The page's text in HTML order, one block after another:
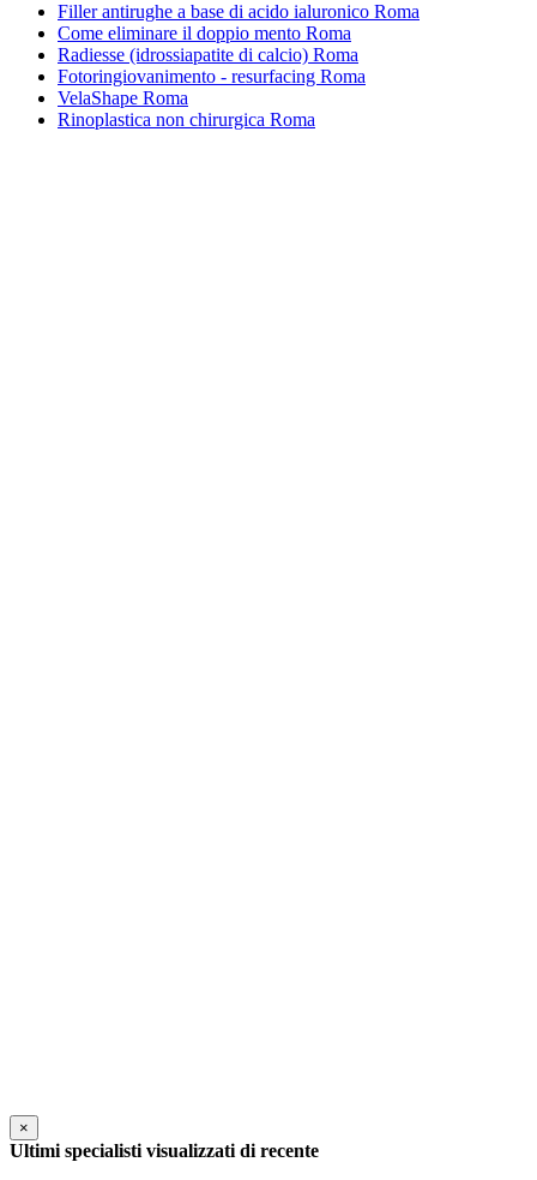
Filler antirughe a base di acido ialuronico Roma
Come eliminare il doppio mento Roma
Radiesse (idrossiapatite di calcio) Roma
Fotoringiovanimento - resurfacing Roma
VelaShape Roma
Rinoplastica non chirurgica Roma
×
Ultimi specialisti visualizzati di recente